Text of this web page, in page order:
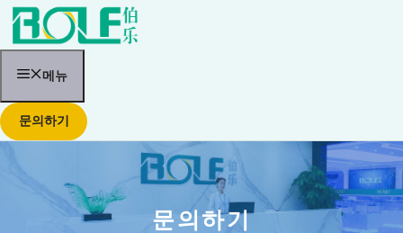
뛰
기
메뉴
문의하기
문의하기